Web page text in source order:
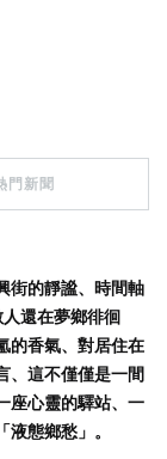
門新聞
街的靜謐、時間軸
還在夢鄉徘徊
的香氣、對居住在
、這不僅僅是一間
座心靈的驛站、一
態鄉愁」。